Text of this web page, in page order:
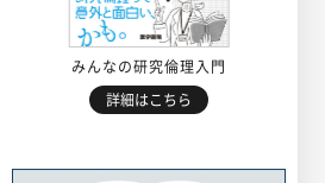
みんなの研究倫理入門
詳細はこちら